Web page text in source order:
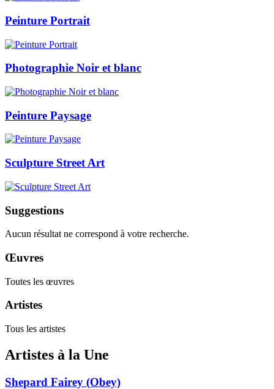
Peinture Portrait
Photographie Noir et blanc
Peinture Paysage
Sculpture Street Art
Suggestions
Aucun résultat ne correspond à votre recherche.
Œuvres
Toutes les œuvres
Artistes
Tous les artistes
Artistes à la Une
Shepard Fairey (Obey)